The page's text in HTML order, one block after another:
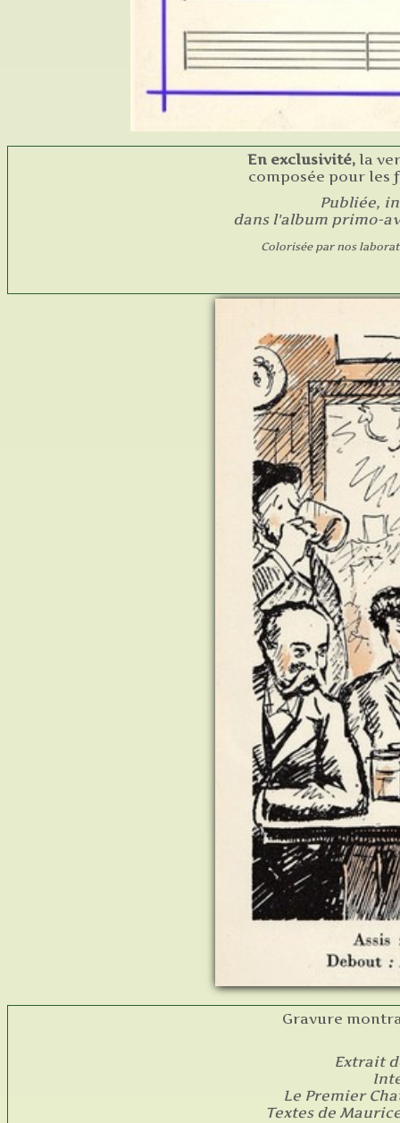
En exclusivité,la
composée pour les
Publiée,
dans l'album primo-
Colorisée par nos
Gravure
Extrait
Le Premier
Textes de